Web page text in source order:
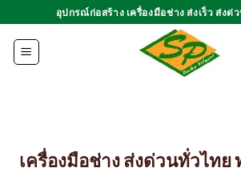
ไป
เนื้อหา
อุปกรณ์ก่อสร้าง เครื่องมือช่าง ส่งเร็ว ส่งด่
เครื่องมือช่าง ส่งด่วนทั่วไทย